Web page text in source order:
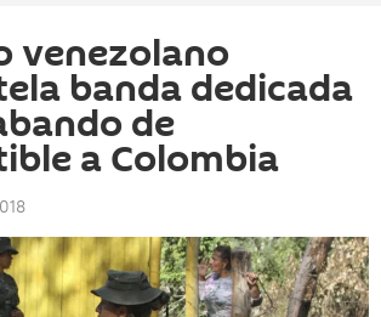
venezolano
banda dedicada
de
a Colombia